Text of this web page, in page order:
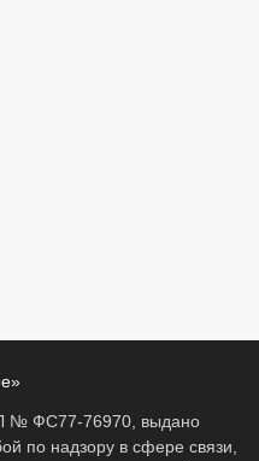
№ ФС77-76970, выдано
по надзору в сфере связи,